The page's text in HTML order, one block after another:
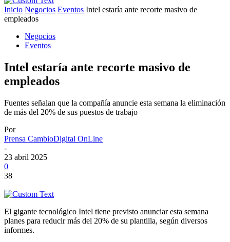
Inicio Negocios Eventos Intel estaría ante recorte masivo de
empleados
Negocios
Eventos
Intel estaría ante recorte masivo de
empleados
Fuentes señalan que la compañía anuncie esta semana la eliminación
de más del 20% de sus puestos de trabajo
Por
Prensa CambioDigital OnLine
-
23 abril 2025
0
38
El gigante tecnológico Intel tiene previsto anunciar esta semana
planes para reducir más del 20% de su plantilla, según diversos
informes.